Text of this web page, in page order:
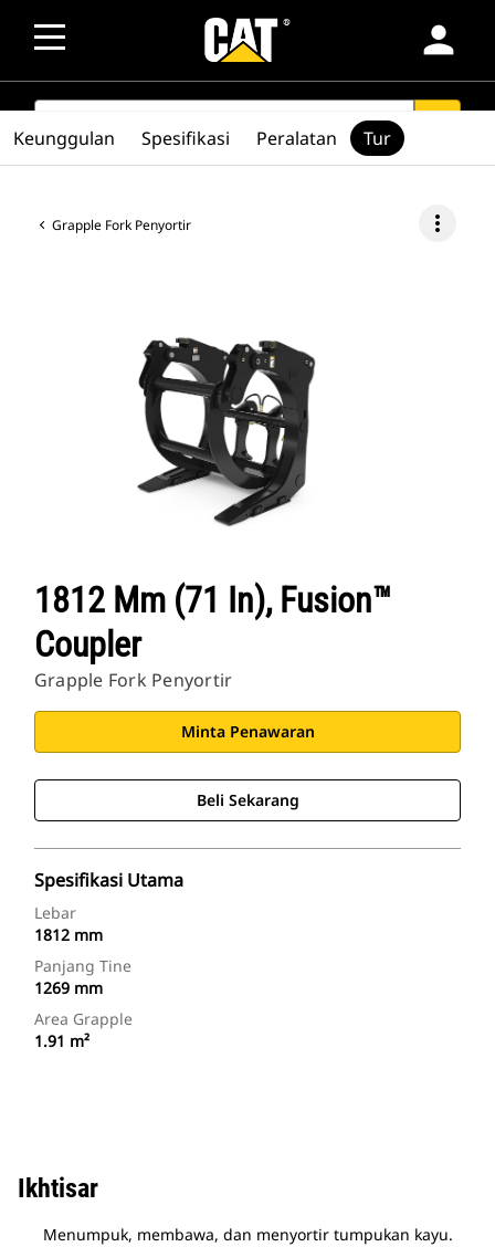
person
SEARCH
Grapple Fork Penyortir more_vert
1812 Mm (71 In), Fusion™
Coupler
Grapple Fork Penyortir
Minta Penawaran
Beli Sekarang
Spesifikasi Utama
Lebar
1812 mm
Panjang Tine
1269 mm
Area Grapple
1.91 m²
Keunggulan Spesifikasi Peralatan Tur
Ikhtisar
Menumpuk, membawa, dan menyortir tumpukan kayu.